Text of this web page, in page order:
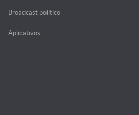
Broadcast político
Aplicativos